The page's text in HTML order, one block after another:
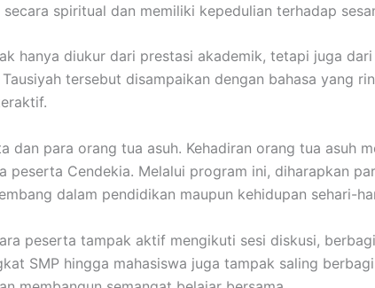
spiritual dan memiliki kepedulian terhadap
hanya diukur dari prestasi akademik, tetapi juga
tersebut disampaikan dengan bahasa yang
para orang tua asuh. Kehadiran orang tua asuh
Cendekia. Melalui program ini, diharapkan
dalam pendidikan maupun kehidupan sehari-
peserta tampak aktif mengikuti sesi diskusi,
SMP hingga mahasiswa juga tampak saling